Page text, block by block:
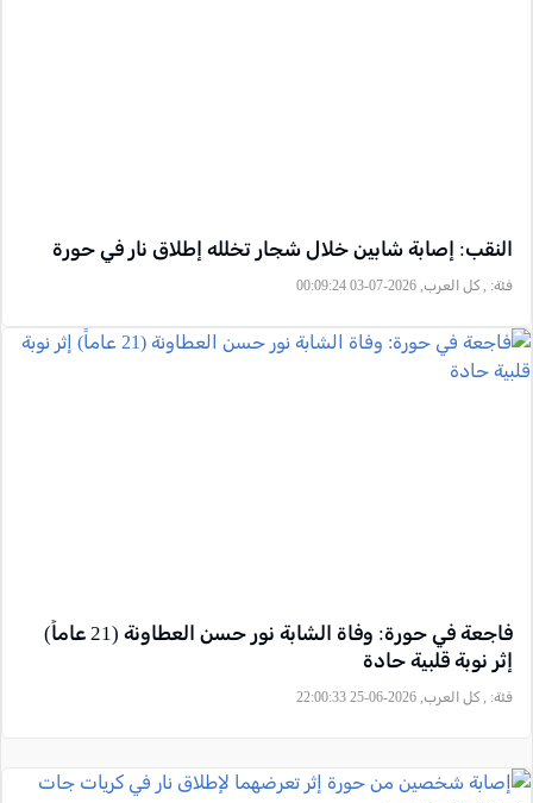
النقب: إصابة شابين خلال شجار تخلله إطلاق نار في حورة
فئة: , كل العرب, 2026-07-03 00:09:24
فاجعة في حورة: وفاة الشابة نور حسن العطاونة (21 عاماً)
إثر نوبة قلبية حادة
فئة: , كل العرب, 2026-06-25 22:00:33